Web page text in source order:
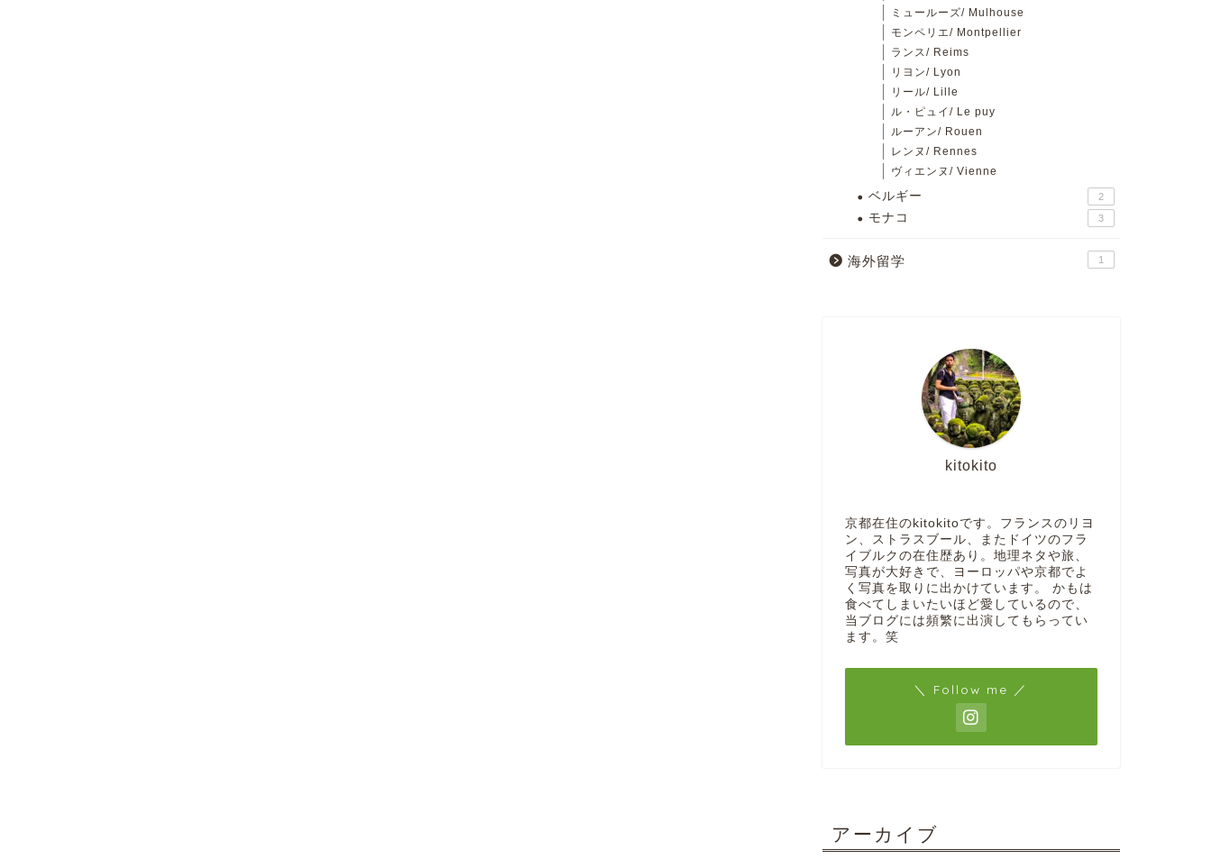
ミュールーズ/ Mulhouse
モンペリエ/ Montpellier
ランス/ Reims
リヨン/ Lyon
リール/ Lille
ル・ピュイ/ Le puy
ルーアン/ Rouen
レンヌ/ Rennes
ヴィエンヌ/ Vienne
ベルギー 2
モナコ 3
海外留学 1
kitokito
京都在住のkitokitoです。フランスのリヨ
ン、ストラスブール、またドイツのフラ
イブルクの在住歴あり。地理ネタや旅、
写真が大好きで、ヨーロッパや京都でよ
く写真を取りに出かけています。 かもは
食べてしまいたいほど愛しているので、
当ブログには頻繁に出演してもらってい
ます。笑
＼ Follow me ／
アーカイブ